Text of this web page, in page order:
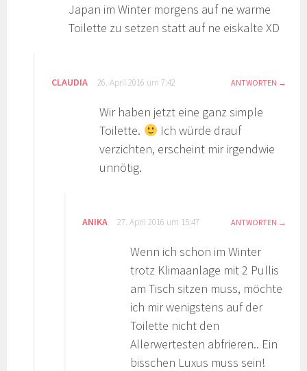
Japan im Winter morgens auf ne warme
Toilette zu setzen statt auf ne eiskalte XD
CLAUDIA 26. April 2016 um 7:42 ANTWORTEN
Wir haben jetzt eine ganz simple
Toilette.
Ich würde drauf
verzichten, erscheint mir irgendwie
unnötig.
ANIKA 27. April 2016 um 15:47 ANTWORTEN
Wenn ich schon im Winter
trotz Klimaanlage mit 2 Pullis
am Tisch sitzen muss, möchte
ich mir wenigstens auf der
Toilette nicht den
Allerwertesten abfrieren.. Ein
bisschen Luxus muss sein!